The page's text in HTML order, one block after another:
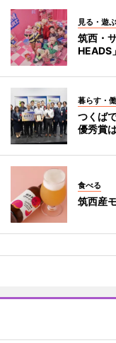
見る・遊ぶ
筑西・
HEADS
暮らす・
つくば
優秀賞
食べる
筑西産